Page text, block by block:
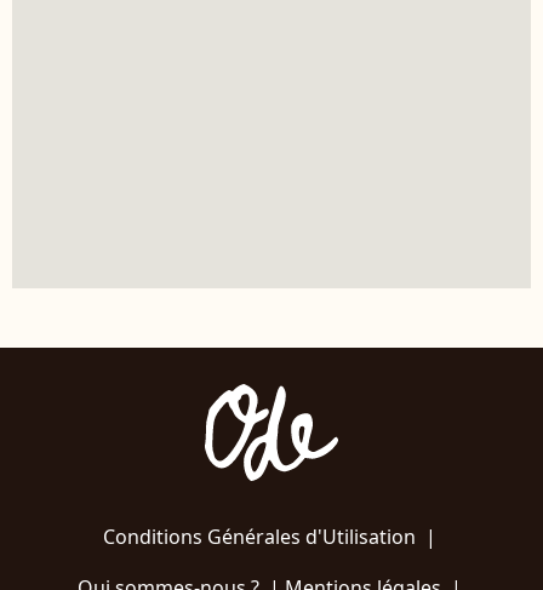
Conditions Générales d'Utilisation |